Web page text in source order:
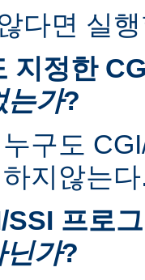
다면 실
지정한
는가?
구도
지않는
SSI 프로
닌가?